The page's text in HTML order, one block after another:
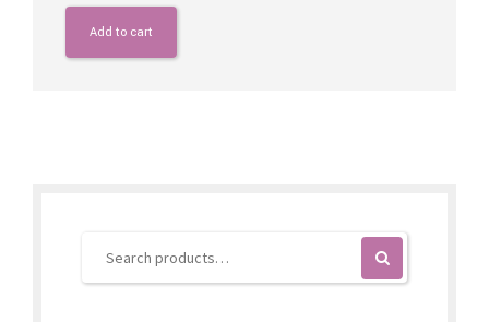
Add to cart